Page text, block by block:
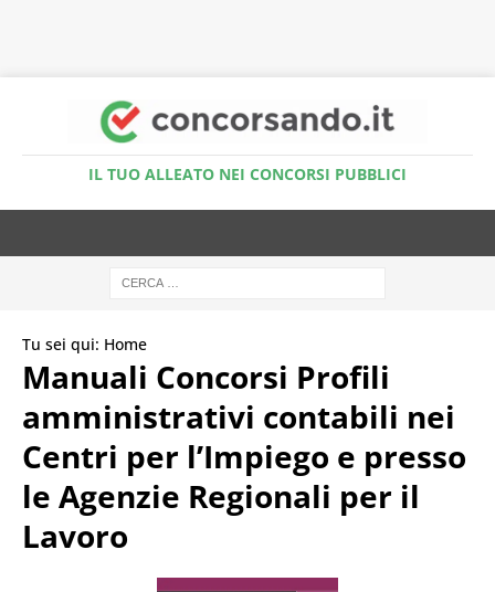
IL TUO ALLEATO NEI CONCORSI PUBBLICI
Tu sei qui: Home
Manuali Concorsi Profili
amministrativi contabili nei
Centri per l’Impiego e presso
le Agenzie Regionali per il
Lavoro